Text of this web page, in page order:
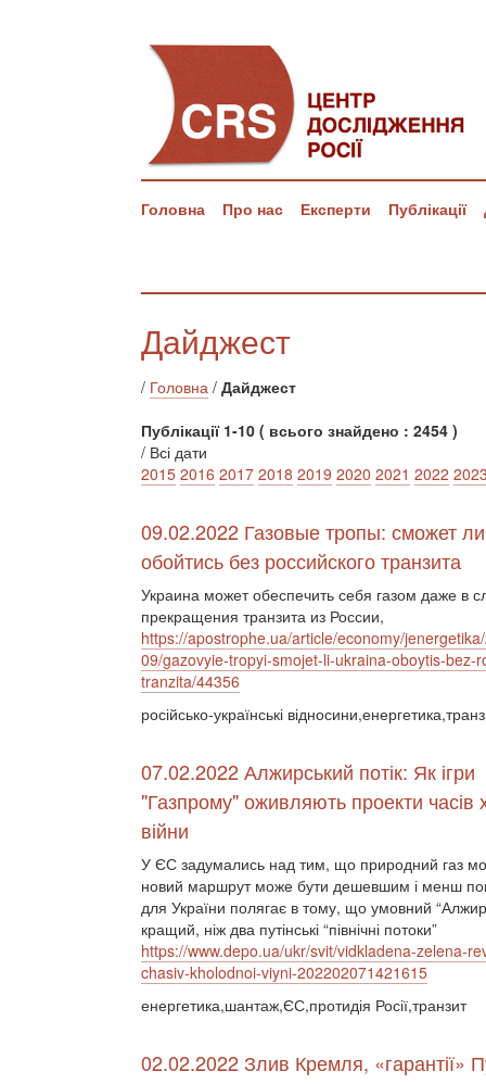
Головна Про нас Експерти Публікації
Дайджест
/ Головна / Дайджест
Публікації 1-10 ( всього знайдено : 2454 )
/ Всі дати
2015 2016 2017 2018 2019 2020 2021 2022
09.02.2022 Газовые тропы: сможет
обойтись без российского транзита
Украина может обеспечить себя газом даже в
прекращения транзита из России,
https://apostrophe.ua/article/economy/
09/gazovyie-tropyi-smojet-li-ukraina-oboytis-bez-
tranzita/44356
російсько-українські
07.02.2022 Алжирський потік: Як ігри
"Газпрому" оживляють проекти часів
війни
У ЄС задумались над тим, що природний газ
новий маршрут може бути дешевшим і менш
для України полягає в тому, що умовний
кращий, ніж два путінські “північні потоки”
https://www.depo.ua/ukr/svit/vidkladena-zelena-
chasiv-kholodnoi-viyni-202202071421615
енергетика,шантаж,ЄС,протидія Росії,транзит
02.02.2022 Злив Кремля, «гарантії»